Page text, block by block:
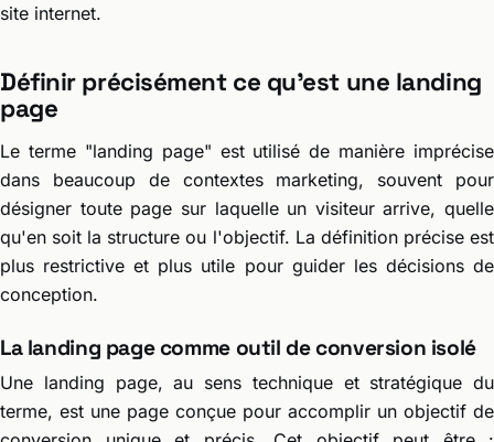
site internet.
Définir précisément ce qu'est une landing
page
Le terme "landing page" est utilisé de manière imprécise
dans beaucoup de contextes marketing, souvent pour
désigner toute page sur laquelle un visiteur arrive, quelle
qu'en soit la structure ou l'objectif. La définition précise est
plus restrictive et plus utile pour guider les décisions de
conception.
La landing page comme outil de conversion isolé
Une landing page, au sens technique et stratégique du
terme, est une page conçue pour accomplir un objectif de